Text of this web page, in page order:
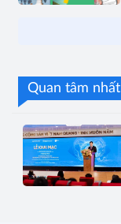
Quan tâm nhất